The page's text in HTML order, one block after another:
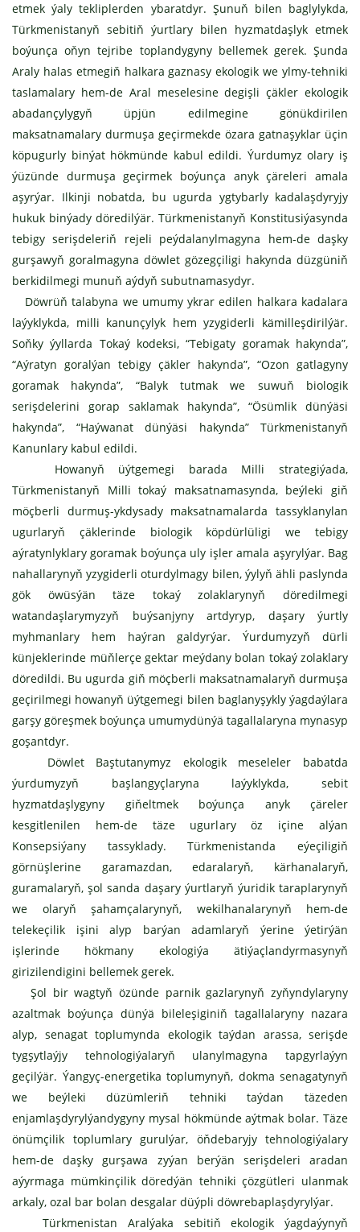
etmek ýaly tekliplerden ybaratdyr. Şunuň bilen baglylykda,
Türkmenistanyň sebitiň ýurtlary bilen hyzmatdaşlyk etmek
boýunça oňyn tejribe toplandygyny bellemek gerek. Şunda
Araly halas etmegiň halkara gaznasy ekologik we ylmy-tehniki
taslamalary hem-de Aral meselesine degişli çäkler ekologik
abadançylygyň üpjün edilmegine gönükdirilen
maksatnamalary durmuşa geçirmekde özara gatnaşyklar üçin
köpugurly binýat hökmünde kabul edildi. Ýurdumyz olary iş
ýüzünde durmuşa geçirmek boýunça anyk çäreleri amala
aşyrýar. Ilkinji nobatda, bu ugurda ygtybarly kadalaşdyryjy
hukuk binýady döredilýär. Türkmenistanyň Konstitusiýasynda
tebigy serişdeleriň rejeli peýdalanylmagyna hem-de daşky
gurşawyň goralmagyna döwlet gözegçiligi hakynda düzgüniň
berkidilmegi munuň aýdyň subutnamasydyr.
Döwrüň talabyna we umumy ykrar edilen halkara kadalara
laýyklykda, milli kanunçylyk hem yzygiderli kämilleşdirilýär.
Soňky ýyllarda Tokaý kodeksi, “Tebigaty goramak hakynda”,
“Aýratyn goralýan tebigy çäkler hakynda”, “Ozon gatlagyny
goramak hakynda”, “Balyk tutmak we suwuň biologik
serişdelerini gorap saklamak hakynda”, “Ösümlik dünýäsi
hakynda”, “Haýwanat dünýäsi hakynda” Türkmenistanyň
Kanunlary kabul edildi.
Howanyň üýtgemegi barada Milli strategiýada,
Türkmenistanyň Milli tokaý maksatnamasynda, beýleki giň
möçberli durmuş-ykdysady maksatnamalarda tassyklanylan
ugurlaryň çäklerinde biologik köpdürlüligi we tebigy
aýratynlyklary goramak boýunça uly işler amala aşyrylýar. Bag
nahallarynyň yzygiderli oturdylmagy bilen, ýylyň ähli paslynda
gök öwüsýän täze tokaý zolaklarynyň döredilmegi
watandaşlarymyzyň buýsanjyny artdyryp, daşary ýurtly
myhmanlary hem haýran galdyrýar. Ýurdumyzyň dürli
künjeklerinde müňlerçe gektar meýdany bolan tokaý zolaklary
döredildi. Bu ugurda giň möçberli maksatnamalaryň durmuşa
geçirilmegi howanyň üýtgemegi bilen baglanyşykly ýagdaýlara
garşy göreşmek boýunça umumydünýä tagallalaryna mynasyp
goşantdyr.
Döwlet Baştutanymyz ekologik meseleler babatda
ýurdumyzyň başlangyçlaryna laýyklykda, sebit
hyzmatdaşlygyny giňeltmek boýunça anyk çäreler
kesgitlenilen hem-de täze ugurlary öz içine alýan
Konsepsiýany tassyklady. Türkmenistanda eýeçiligiň
görnüşlerine garamazdan, edaralaryň, kärhanalaryň,
guramalaryň, şol sanda daşary ýurtlaryň ýuridik taraplarynyň
we olaryň şahamçalarynyň, wekilhanalarynyň hem-de
telekeçilik işini alyp barýan adamlaryň ýerine ýetirýän
işlerinde hökmany ekologiýa ätiýaçlandyrmasynyň
girizilendigini bellemek gerek.
Şol bir wagtyň özünde parnik gazlarynyň zyňyndylaryny
azaltmak boýunça dünýä bileleşiginiň tagallalaryny nazara
alyp, senagat toplumynda ekologik taýdan arassa, serişde
tygşytlaýjy tehnologiýalaryň ulanylmagyna tapgyrlaýyn
geçilýär. Ýangyç-energetika toplumynyň, dokma senagatynyň
we beýleki düzümleriň tehniki taýdan täzeden
enjamlaşdyrylýandygyny mysal hökmünde aýtmak bolar. Täze
önümçilik toplumlary gurulýar, öňdebaryjy tehnologiýalary
hem-de daşky gurşawa zyýan berýän serişdeleri aradan
aýyrmaga mümkinçilik döredýän tehniki çözgütleri ulanmak
arkaly, ozal bar bolan desgalar düýpli döwrebaplaşdyrylýar.
Türkmenistan Aralýaka sebitiň ekologik ýagdaýynyň